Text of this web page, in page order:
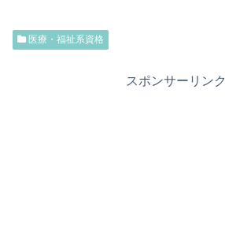
医療・福祉系資格
スポンサーリンク